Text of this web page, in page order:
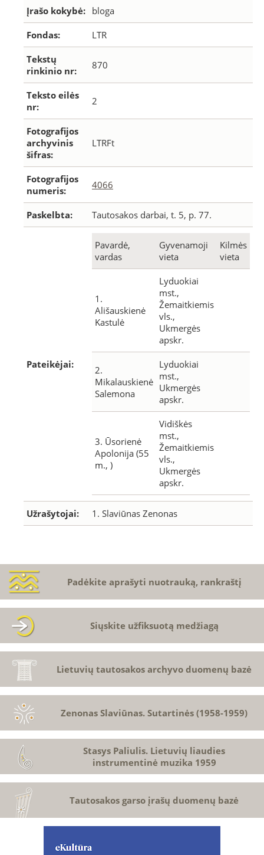
Įrašo kokybė: bloga
Fondas: LTR
Tekstų
rinkinio nr:
870
Teksto eilės
nr:
2
Fotografijos
archyvinis
šifras:
LTRFt
Fotografijos
numeris:
4066
Paskelbta: Tautosakos darbai, t. 5, p. 77.
Pateikėjai:
Pavardė,
vardas
Gyvenamoji
vieta
Kilmės
vieta
1.
Ališauskienė
Kastulė
Lyduokiai
mst.,
Žemaitkiemis
vls.,
Ukmergės
apskr.
2.
Mikalauskienė
Salemona
Lyduokiai
mst.,
Ukmergės
apskr.
3. Ūsorienė
Apolonija (55
m., )
Vidiškės
mst.,
Žemaitkiemis
vls.,
Ukmergės
apskr.
Užrašytojai: 1. Slaviūnas Zenonas
Padėkite aprašyti nuotrauką, rankraštį
Siųskite užfiksuotą medžiagą
Lietuvių tautosakos archyvo duomenų bazė
Zenonas Slaviūnas. Sutartinės (1958-1959)
Stasys Paliulis. Lietuvių liaudies
instrumentinė muzika 1959
Tautosakos garso įrašų duomenų bazė